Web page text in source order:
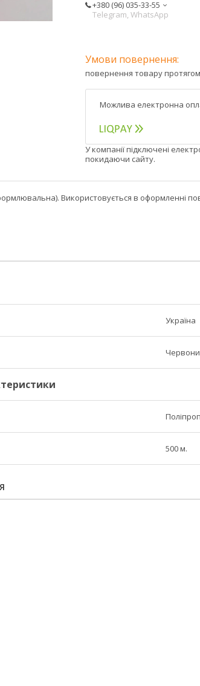
+380 (96) 035-33-55
Telegram, WhatsApp
повернення товару протягом
У компанії підключені
покидаючи сайту.
Використовується в оформленні
Україна
500 м.